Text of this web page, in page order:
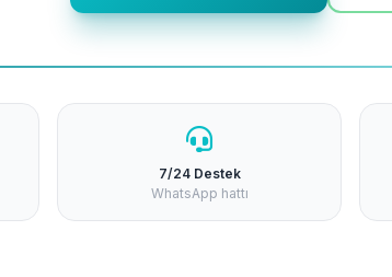
7/24 Destek
WhatsApp hattı